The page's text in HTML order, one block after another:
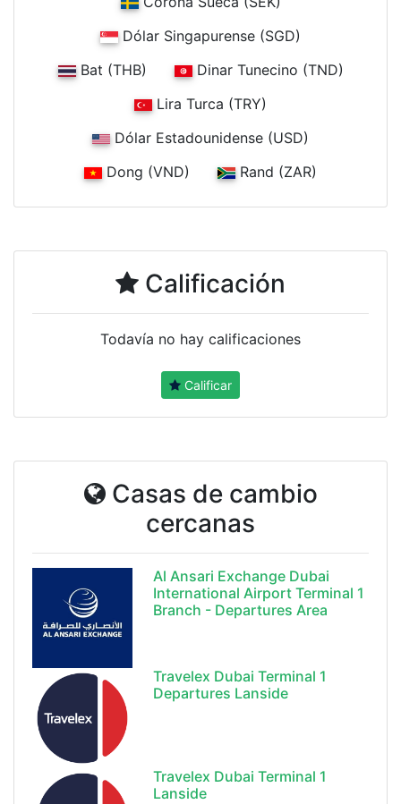
Dólar Singapurense (SGD)
Bat (THB)
Dinar Tunecino (TND)
Lira Turca (TRY)
Dólar Estadounidense (USD)
Dong (VND)
Rand (ZAR)
Calificación
Todavía no hay calificaciones
Calificar
Casas de cambio
cercanas
Al Ansari Exchange Dubai
International Airport Terminal 1
Branch - Departures Area
Travelex Dubai Terminal 1
Departures Lanside
Travelex Dubai Terminal 1
Lanside